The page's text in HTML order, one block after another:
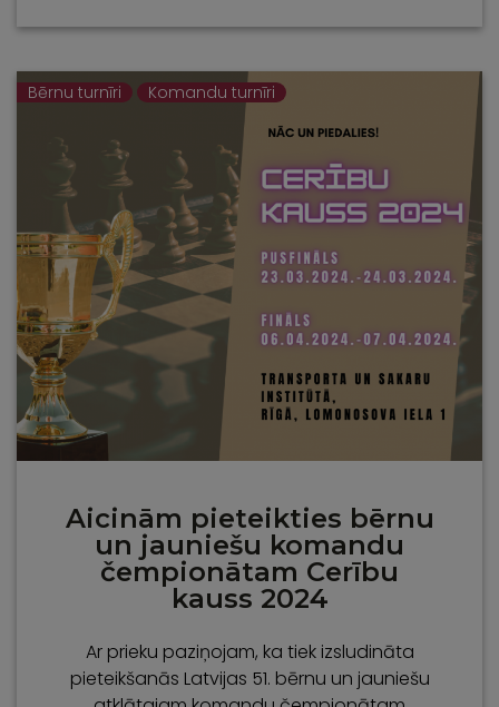
Bērnu turnīri Komandu turnīri
Aicinām pieteikties bērnu
un jauniešu komandu
čempionātam Cerību
kauss 2024
Ar prieku paziņojam, ka tiek izsludināta
pieteikšanās Latvijas 51. bērnu un jauniešu